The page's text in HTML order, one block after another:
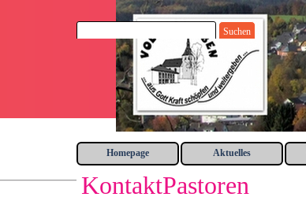
Direkt zum Seiteninhalt
Suchen
Homepage Aktuelles
KontaktPastoren